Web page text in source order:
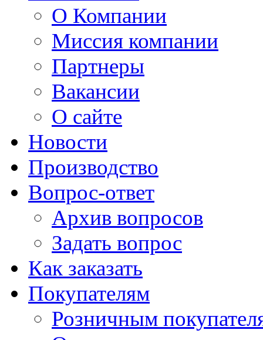
О Компании
Миссия компании
Партнеры
Вакансии
О сайте
Новости
Производство
Вопрос-ответ
Архив вопросов
Задать вопрос
Как заказать
Покупателям
Розничным